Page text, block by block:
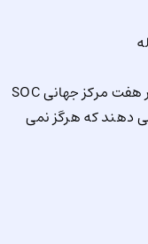
بیش از 500 کارشناس امنیتی در هفت مرکز جهانی SOC
دهند که هرگز نمی